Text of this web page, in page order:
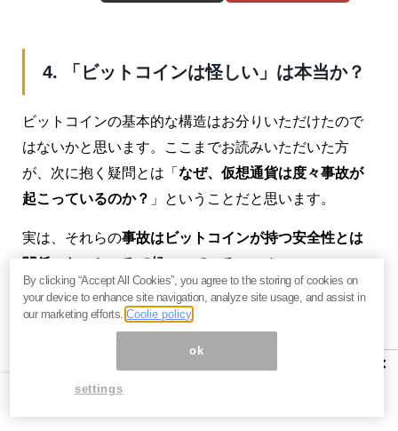
4. 「ビットコインは怪しい」は本当か？
ビットコインの基本的な構造はお分りいただけたので
はないかと思います。ここまでお読みいただいた方
が、次に抱く疑問とは「 なぜ、仮想通貨は度々事故が
起こっているのか？ 」ということだと思います。
実は、それらの事故はビットコインが持つ安全性とは
関係のないところで起こっているのです。
【ビットコインが「通貨になった」瞬
×
By clicking “Accept All Cookies”, you agree to the storing of cookies on
your device to enhance site navigation, analyze site usage, and assist in
our marketing efforts.Coolie policy
ok
settings